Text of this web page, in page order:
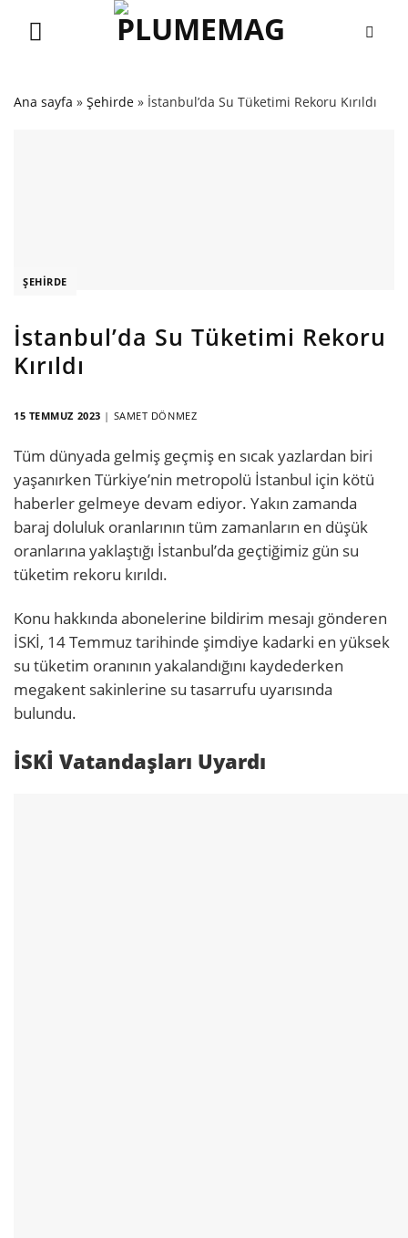
Ana sayfa » Şehirde » İstanbul’da Su Tüketimi Rekoru Kırıldı
ŞEHIRDE
İstanbul’da Su Tüketimi Rekoru
Kırıldı
15 TEMMUZ 2023 | SAMET DÖNMEZ
Tüm dünyada gelmiş geçmiş en sıcak yazlardan biri
yaşanırken Türkiye’nin metropolü İstanbul için kötü
haberler gelmeye devam ediyor. Yakın zamanda
baraj doluluk oranlarının tüm zamanların en düşük
oranlarına yaklaştığı İstanbul’da geçtiğimiz gün su
tüketim rekoru kırıldı.
Konu hakkında abonelerine bildirim mesajı gönderen
İSKİ, 14 Temmuz tarihinde şimdiye kadarki en yüksek
su tüketim oranının yakalandığını kaydederken
megakent sakinlerine su tasarrufu uyarısında
bulundu.
İSKİ Vatandaşları Uyardı